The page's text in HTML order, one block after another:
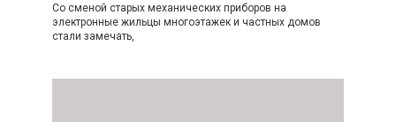
Со сменой старых механических приборов на
электронные жильцы многоэтажек и частных домов
стали замечать,